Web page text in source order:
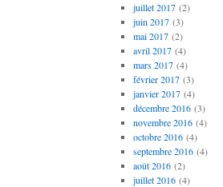
juillet 2017(2)
juin 2017(3)
mai 2017(2)
avril 2017(4)
mars 2017(4)
février 2017(3)
janvier 2017(4)
décembre 2016(3)
novembre 2016(4)
octobre 2016(4)
septembre 2016(4)
août 2016(2)
juillet 2016(4)